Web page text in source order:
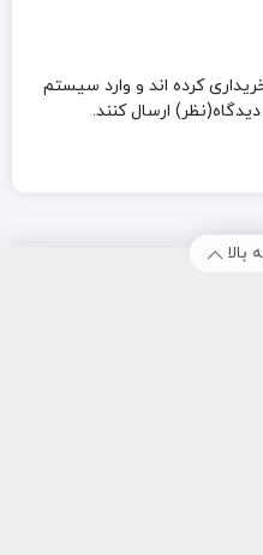
کرده اند و وارد سیستم
ارسال کنند.